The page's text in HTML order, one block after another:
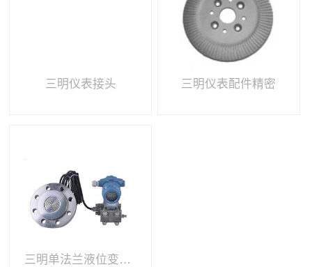
三明仪表接头 三明仪表配件精密
三明单法兰液位变送器